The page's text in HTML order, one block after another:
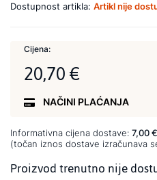
Dostupnost artikla: Artikl nije
Cijena:
20,70 €
NAČINI PLAĆANJA
Informativna cijena dostave: 7,00 €
(točan iznos dostave izračunava
Proizvod trenutno nije